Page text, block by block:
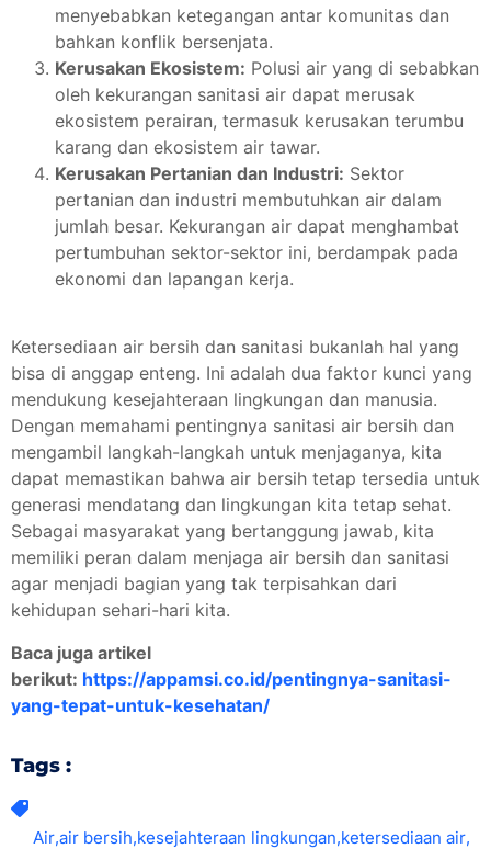
menyebabkan ketegangan antar komunitas dan
bahkan konflik bersenjata.
Kerusakan Ekosistem: Polusi air yang di sebabkan
oleh kekurangan sanitasi air dapat merusak
ekosistem perairan, termasuk kerusakan terumbu
karang dan ekosistem air tawar.
Kerusakan Pertanian dan Industri: Sektor
pertanian dan industri membutuhkan air dalam
jumlah besar. Kekurangan air dapat menghambat
pertumbuhan sektor-sektor ini, berdampak pada
ekonomi dan lapangan kerja.
Ketersediaan air bersih dan sanitasi bukanlah hal yang
bisa di anggap enteng. Ini adalah dua faktor kunci yang
mendukung kesejahteraan lingkungan dan manusia.
Dengan memahami pentingnya sanitasi air bersih dan
mengambil langkah-langkah untuk menjaganya, kita
dapat memastikan bahwa air bersih tetap tersedia untuk
generasi mendatang dan lingkungan kita tetap sehat.
Sebagai masyarakat yang bertanggung jawab, kita
memiliki peran dalam menjaga air bersih dan sanitasi
agar menjadi bagian yang tak terpisahkan dari
kehidupan sehari-hari kita.
Baca juga artikel
berikut: https://appamsi.co.id/pentingnya-sanitasi-
yang-tepat-untuk-kesehatan/
Tags :
Air,air bersih,kesejahteraan lingkungan,ketersediaan air,